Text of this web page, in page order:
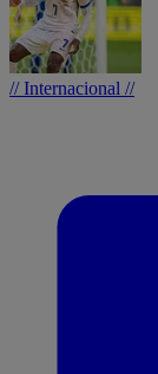
// Internacional //